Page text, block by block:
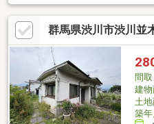
群馬県渋川市渋川並
間取
建
土
築年